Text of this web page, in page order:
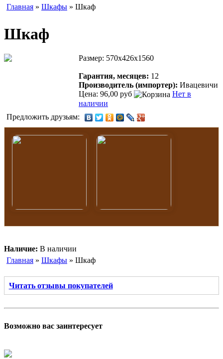
Главная » Шкафы » Шкаф
Шкаф
Размер: 570х426х1560
Гарантия, месяцев: 12
Производитель (импортер): Ивацевичи
Цена: 96,00 руб
Нет в
наличии
Предложить друзьям:
Наличие: В наличии
Главная » Шкафы » Шкаф
Читать отзывы покупателей
Возможно вас заинтересует